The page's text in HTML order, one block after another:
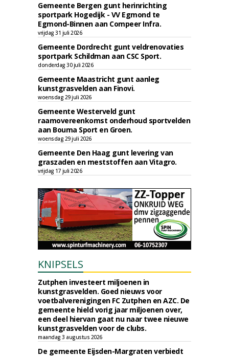
Gemeente Bergen gunt herinrichting
sportpark Hogedijk - VV Egmond te
Egmond-Binnen aan Compeer Infra.
vrijdag 31 juli 2026
Gemeente Dordrecht gunt veldrenovaties
sportpark Schildman aan CSC Sport.
donderdag 30 juli 2026
Gemeente Maastricht gunt aanleg
kunstgrasvelden aan Finovi.
woensdag 29 juli 2026
Gemeente Westerveld gunt
raamovereenkomst onderhoud sportvelden
aan Bouma Sport en Groen.
woensdag 29 juli 2026
Gemeente Den Haag gunt levering van
graszaden en meststoffen aan Vitagro.
vrijdag 17 juli 2026
KNIPSELS
Zutphen investeert miljoenen in
kunstgrasvelden. Goed nieuws voor
voetbalverenigingen FC Zutphen en AZC. De
gemeente hield vorig jaar miljoenen over,
een deel hiervan gaat nu naar twee nieuwe
kunstgrasvelden voor de clubs.
maandag 3 augustus 2026
De gemeente Eijsden-Margraten verbiedt